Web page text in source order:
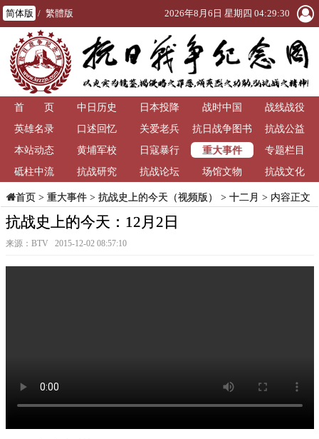
简体版 / 繁體版 2026年8月6日 星期四 04:29:30
首 页 中日历史 日本投降 战时中国
战线战役
英雄名录
口述回忆 关爱老兵
抗日战争图书
馆
抗战公益
本站动态
黄埔军校 日寇暴行 重大事件
专题栏目
砥柱中流
抗战研究 抗战论坛 场馆文物 抗战文化
首页> 重大事件> 抗战史上的今天（视频版） > 十二月 > 内容正文
抗战史上的今天：12月2日
来源：BTV 2015-12-02 08:57:10